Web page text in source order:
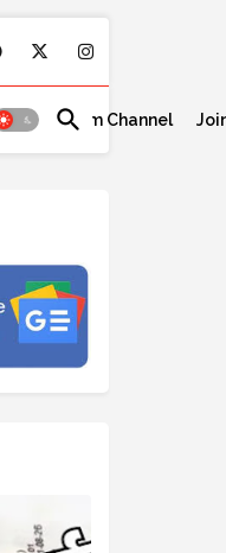
Telegram Channel